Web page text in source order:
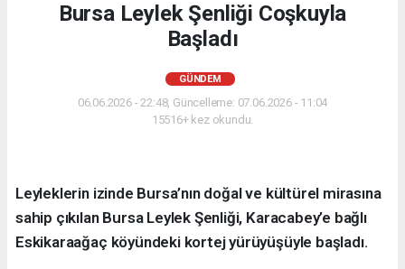
Bursa Leylek Şenliği Coşkuyla
Başladı
GÜNDEM
06.06.2026 - 22:48, Güncelleme: 07.06.2026 - 11:04
15516+ kez okundu.
Leyleklerin izinde Bursa’nın doğal ve kültürel mirasına
sahip çıkılan Bursa Leylek Şenliği, Karacabey’e bağlı
Eskikaraağaç köyündeki kortej yürüyüşüyle başladı.